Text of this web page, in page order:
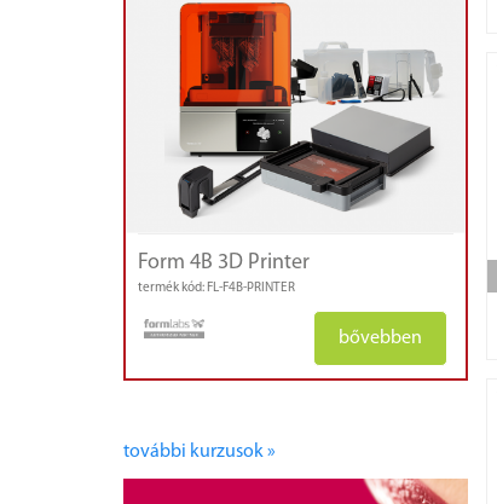
mikromotorok
Form 4B 3D Printer
termék kód: FL-F4B-PRINTER
bővebben
további kurzusok »